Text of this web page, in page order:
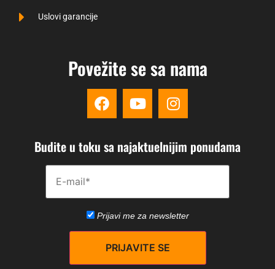
Uslovi garancije
Povežite se sa nama
Budite u toku sa najaktuelnijim ponudama
Please disregard this field.
Prijavi me za newsletter